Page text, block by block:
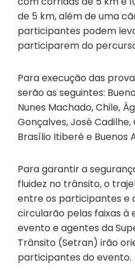
de 5 km, além de uma
participantes podem
participarem do
Para execução das
serão as seguintes:
Nunes Machado, Chile,
Gonçalves, José
Brasílio Itiberê e Buenos
Para garantir a
fluidez no trânsito, o
entre os participantes e
circularão pelas faixas à
evento e agentes da
Trânsito (Setran) irão
participantes do evento.